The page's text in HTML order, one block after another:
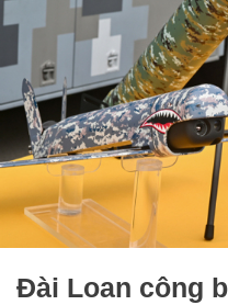
Đài Loan công